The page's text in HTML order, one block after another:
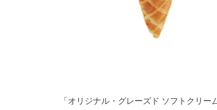
「オリジナル・グレーズド ソフトクリー